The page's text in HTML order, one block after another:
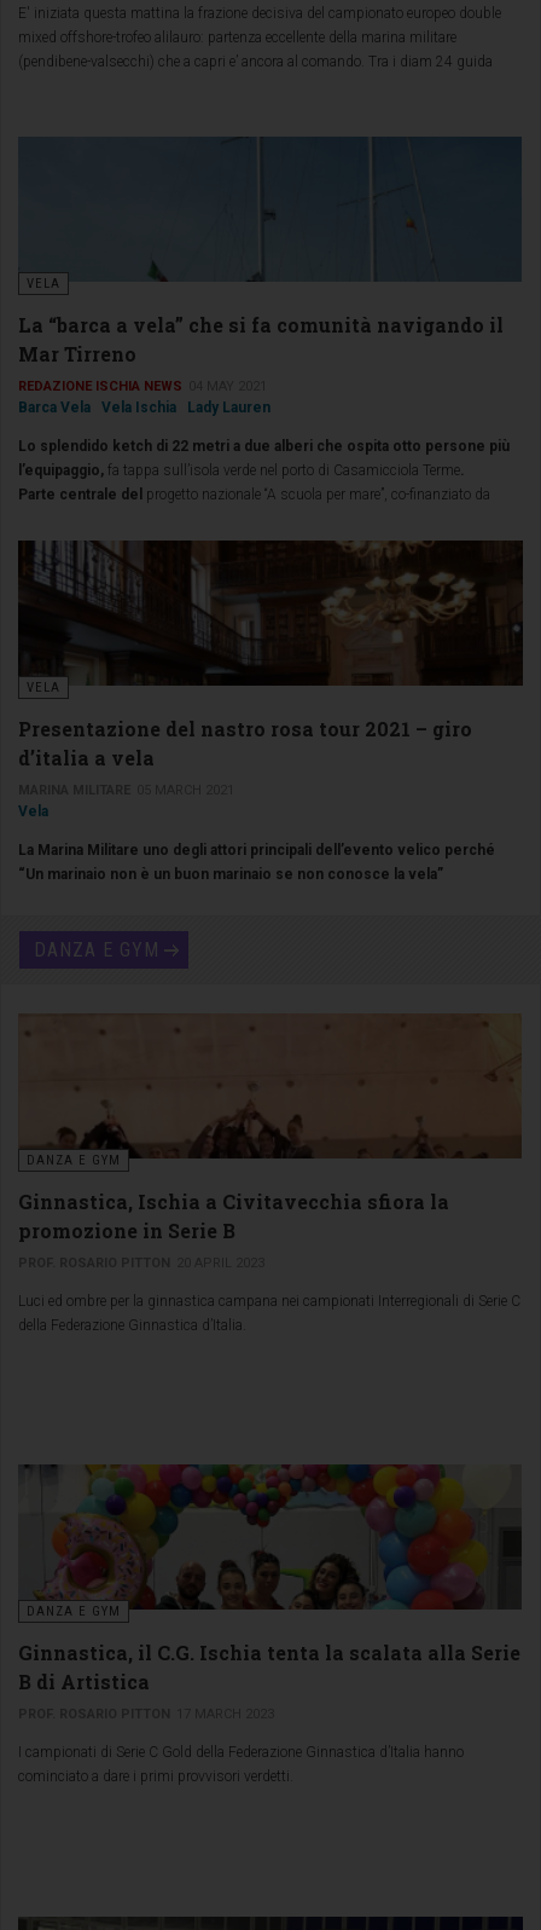
E' iniziata questa mattina la frazione decisiva del campionato europeo double
mixed offshore-trofeo alilauro: partenza eccellente della marina militare
(pendibene-valsecchi) che a capri e’ ancora al comando. Tra i diam 24 guida
VELA
La “barca a vela” che si fa comunità navigando il
Mar Tirreno
REDAZIONE ISCHIA NEWS
Barca Vela Vela Ischia Lady Lauren
Lo splendido ketch di 22 metri a due alberi che ospita otto persone più
l’equipaggio, fa tappa sull’isola verde nel porto di Casamicciola Terme
Parte centrale del progetto nazionale “A scuola per mare”, co-finanziato da
dispersione e abbandono scolastico, èun esperimento che dal 2018
fornisce ai ragazzi gli strumenti per mettersi alla prova vivendo in
comunità, in un mix affascinante e avventuroso di esperienze formative,
relazioni con l’ambiente e con sé stessi
VELA
Presentazione del nastro rosa tour 2021 – giro
d’italia a vela
Vela
La Marina Militare uno degli attori principali dell’evento velico perché
“Un marinaio non è un buon marinaio se non conosce la vela”
DANZA E GYM
DANZA E GYM
Ginnastica, Ischia a Civitavecchia sfiora la
promozione in Serie B
Luci ed ombre per la ginnastica campana nei campionati Interregionali di Serie C
della Federazione Ginnastica d’Italia.
DANZA E GYM
Ginnastica, il C.G. Ischia tenta la scalata alla Serie
B di Artistica
I campionati di Serie C Gold della Federazione Ginnastica d’Italia hanno
cominciato a dare i primi provvisori verdetti.